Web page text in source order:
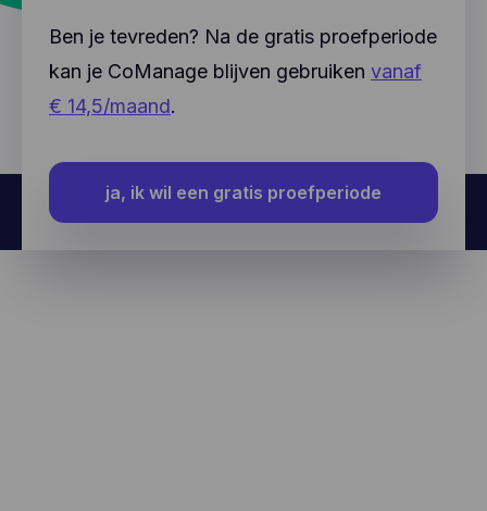
Ben je tevreden? Na de gratis proefperiode
kan je CoManage blijven gebruiken vanaf
€ 14,5/maand.
ja, ik wil een gratis proefperiode